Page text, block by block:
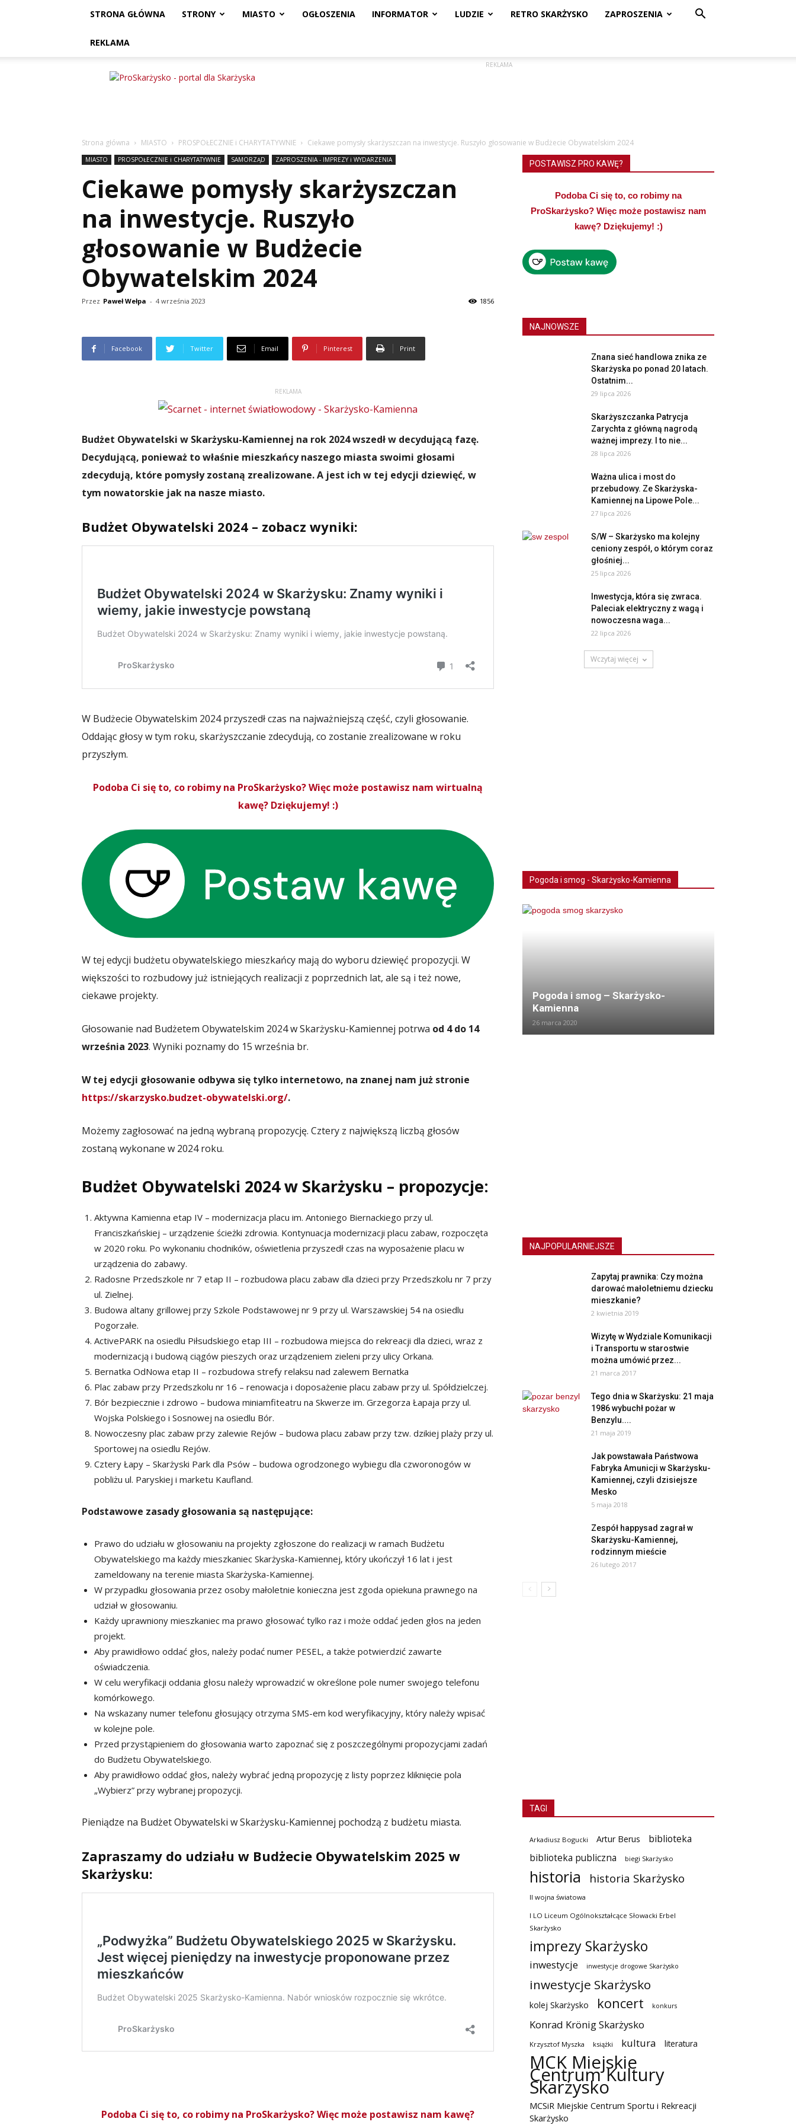
STRONA GŁÓWNA STRONY MIASTO OGŁOSZENIA INFORMATOR LUDZIE RETRO SKARŻYSKO ZAPROSZENIA
REKLAMA
ProSkarżysko
REKLAMA
Strona główna MIASTO PROSPOŁECZNIE i CHARYTATYWNIE Ciekawe pomysły skarżyszczan na inwestycje. Ruszyło głosowanie w Budżecie Obywatelskim 2024
MIASTO PROSPOŁECZNIE i CHARYTATYWNIE SAMORZĄD ZAPROSZENIA - IMPREZY i WYDARZENIA
Ciekawe pomysły skarżyszczan
na inwestycje. Ruszyło
głosowanie w Budżecie
Obywatelskim 2024
Przez Paweł Wełpa - 4 września 2023 1856
Facebook Twitter Email Pinterest Print
REKLAMA
Budżet Obywatelski w Skarżysku-Kamiennej na rok 2024 wszedł w decydującą fazę.
Decydującą, ponieważ to właśnie mieszkańcy naszego miasta swoimi głosami
zdecydują, które pomysły zostaną zrealizowane. A jest ich w tej edycji dziewięć, w
tym nowatorskie jak na nasze miasto.
Budżet Obywatelski 2024 – zobacz wyniki:
W Budżecie Obywatelskim 2024 przyszedł czas na najważniejszą część, czyli głosowanie.
Oddając głosy w tym roku, skarżyszczanie zdecydują, co zostanie zrealizowane w roku
przyszłym.
Podoba Ci się to, co robimy na ProSkarżysko? Więc może postawisz nam wirtualną
kawę? Dziękujemy! :)
W tej edycji budżetu obywatelskiego mieszkańcy mają do wyboru dziewięć propozycji. W
większości to rozbudowy już istniejących realizacji z poprzednich lat, ale są i też nowe,
ciekawe projekty.
Głosowanie nad Budżetem Obywatelskim 2024 w Skarżysku-Kamiennej potrwa od 4 do 14
września 2023. Wyniki poznamy do 15 września br.
W tej edycji głosowanie odbywa się tylko internetowo, na znanej nam już stronie
https://skarzysko.budzet-obywatelski.org/.
Możemy zagłosować na jedną wybraną propozycję. Cztery z największą liczbą głosów
zostaną wykonane w 2024 roku.
Budżet Obywatelski 2024 w Skarżysku – propozycje:
Aktywna Kamienna etap IV – modernizacja placu im. Antoniego Biernackiego przy ul.
Franciszkańskiej – urządzenie ścieżki zdrowia. Kontynuacja modernizacji placu zabaw, rozpoczęta
w 2020 roku. Po wykonaniu chodników, oświetlenia przyszedł czas na wyposażenie placu w
urządzenia do zabawy.
Radosne Przedszkole nr 7 etap II – rozbudowa placu zabaw dla dzieci przy Przedszkolu nr 7 przy
ul. Zielnej.
Budowa altany grillowej przy Szkole Podstawowej nr 9 przy ul. Warszawskiej 54 na osiedlu
Pogorzałe.
ActivePARK na osiedlu Piłsudskiego etap III – rozbudowa miejsca do rekreacji dla dzieci, wraz z
modernizacją i budową ciągów pieszych oraz urządzeniem zieleni przy ulicy Orkana.
Bernatka OdNowa etap II – rozbudowa strefy relaksu nad zalewem Bernatka
Plac zabaw przy Przedszkolu nr 16 – renowacja i doposażenie placu zabaw przy ul. Spółdzielczej.
Bór bezpiecznie i zdrowo – budowa miniamfiteatru na Skwerze im. Grzegorza Łapaja przy ul.
Wojska Polskiego i Sosnowej na osiedlu Bór.
Nowoczesny plac zabaw przy zalewie Rejów – budowa placu zabaw przy tzw. dzikiej plaży przy ul.
Sportowej na osiedlu Rejów.
Cztery Łapy – Skarżyski Park dla Psów – budowa ogrodzonego wybiegu dla czworonogów w
pobliżu ul. Paryskiej i marketu Kaufland.
Podstawowe zasady głosowania są następujące:
Prawo do udziału w głosowaniu na projekty zgłoszone do realizacji w ramach Budżetu
Obywatelskiego ma każdy mieszkaniec Skarżyska-Kamiennej, który ukończył 16 lat i jest
zameldowany na terenie miasta Skarżyska-Kamiennej.
W przypadku głosowania przez osoby małoletnie konieczna jest zgoda opiekuna prawnego na
udział w głosowaniu.
Każdy uprawniony mieszkaniec ma prawo głosować tylko raz i może oddać jeden głos na jeden
projekt.
Aby prawidłowo oddać głos, należy podać numer PESEL, a także potwierdzić zawarte
oświadczenia.
W celu weryfikacji oddania głosu należy wprowadzić w określone pole numer swojego telefonu
komórkowego.
Na wskazany numer telefonu głosujący otrzyma SMS-em kod weryfikacyjny, który należy wpisać
w kolejne pole.
Przed przystąpieniem do głosowania warto zapoznać się z poszczególnymi propozycjami zadań
do Budżetu Obywatelskiego.
Aby prawidłowo oddać głos, należy wybrać jedną propozycję z listy poprzez kliknięcie pola
„Wybierz” przy wybranej propozycji.
Pieniądze na Budżet Obywatelski w Skarżysku-Kamiennej pochodzą z budżetu miasta.
Zapraszamy do udziału w Budżecie Obywatelskim 2025 w
Skarżysku:
Podoba Ci się to, co robimy na ProSkarżysko? Więc może postawisz nam kawę?
POSTAWISZ PRO KAWĘ?
Podoba Ci się to, co robimy na
ProSkarżysko? Więc może postawisz nam
kawę? Dziękujemy! :)
NAJNOWSZE
Znana sieć handlowa znika ze
Skarżyska po ponad 20 latach.
Ostatnim...
29 lipca 2026
Skarżyszczanka Patrycja
Zarychta z główną nagrodą
ważnej imprezy. I to nie...
28 lipca 2026
Ważna ulica i most do
przebudowy. Ze Skarżyska-
Kamiennej na Lipowe Pole...
27 lipca 2026
S/W – Skarżysko ma kolejny
ceniony zespół, o którym coraz
głośniej...
25 lipca 2026
Inwestycja, która się zwraca.
Paleciak elektryczny z wagą i
nowoczesna waga...
22 lipca 2026
Wczytaj więcej
Pogoda i smog - Skarżysko-Kamienna
Pogoda i smog – Skarżysko-
Kamienna
26 marca 2020
NAJPOPULARNIEJSZE
Zapytaj prawnika: Czy można
darować małoletniemu dziecku
mieszkanie?
2 kwietnia 2019
Wizytę w Wydziale Komunikacji
i Transportu w starostwie
można umówić przez...
21 marca 2017
Tego dnia w Skarżysku: 21 maja
1986 wybuchł pożar w
Benzylu....
21 maja 2019
Jak powstawała Państwowa
Fabryka Amunicji w Skarżysku-
Kamiennej, czyli dzisiejsze
Mesko
5 maja 2018
Zespół happysad zagrał w
Skarżysku-Kamiennej,
rodzinnym mieście
26 lutego 2017
TAGI
Arkadiusz Bogucki Artur Berus
biblioteka
biblioteka publiczna
biegi Skarżysko
historia historia Skarżysko
II wojna światowa
I LO Liceum Ogólnokształcące Słowacki Erbel
Skarżysko
imprezy Skarżysko
inwestycje inwestycje drogowe Skarżysko
inwestycje Skarżysko
kolej Skarżysko koncert konkurs
Konrad Krönig Skarżysko
Krzysztof Myszka książki kultura literatura
MCK Miejskie
Centrum Kultury
Skarżysko
MCSiR Miejskie Centrum Sportu i Rekreacji
Skarżysko